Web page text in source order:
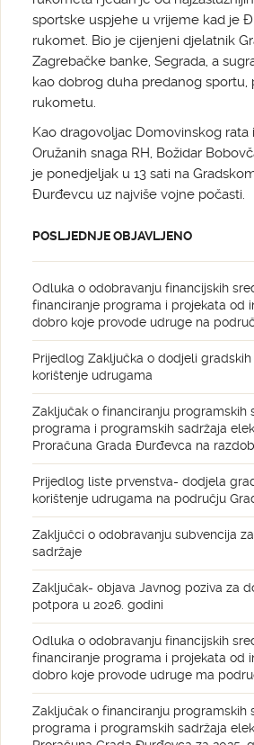
sportske uspjehe u vrijeme kad je
rukomet. Bio je cijenjeni djelatnik
Zagrebačke banke, Segrada, a
kao dobrog duha predanog sportu,
rukometu.
Kao dragovoljac Domovinskog rata
Oružanih snaga RH, Božidar
je ponedjeljak u 13 sati na
Đurđevcu uz najviše vojne počasti.
POSLJEDNJE OBJAVLJENO
Odluka o odobravanju financijskih
financiranje programa i projekata od
dobro koje provode udruge na
Prijedlog Zaključka o dodjeli
korištenje udrugama
Zaključak o financiranju programskih
programa i programskih sadržaja
Proračuna Grada Đurđevca na
Prijedlog liste prvenstva- dodjela
korištenje udrugama na području
Zaključci o odobravanju subvencija
sadržaje
Zaključak- objava Javnog poziva za
potpora u 2026. godini
Odluka o odobravanju financijskih
financiranje programa i projekata od
dobro koje provode udruge ma
Zaključak o financiranju programskih
programa i programskih sadržaja